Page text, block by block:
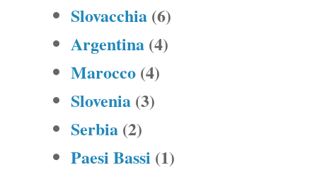
Slovacchia (6)
Argentina (4)
Marocco (4)
Slovenia (3)
Serbia (2)
Paesi Bassi (1)